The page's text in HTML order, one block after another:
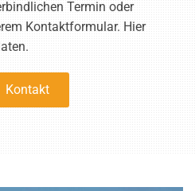
Termin oder
Kontaktformular. Hier
Kontakt